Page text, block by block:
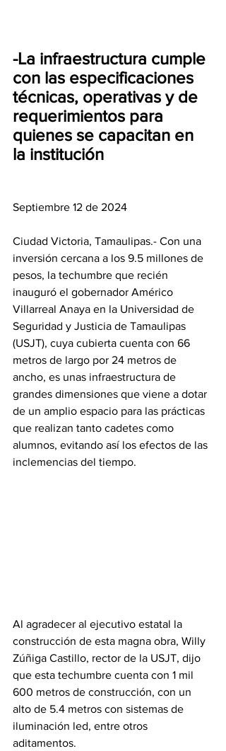
-La infraestructura cumple
con las especificaciones
técnicas, operativas y de
requerimientos para
quienes se capacitan en
la institución
Septiembre 12 de 2024
Ciudad Victoria, Tamaulipas.- Con una
inversión cercana a los 9.5 millones de
pesos, la techumbre que recién
inauguró el gobernador Américo
Villarreal Anaya en la Universidad de
Seguridad y Justicia de Tamaulipas
(USJT), cuya cubierta cuenta con 66
metros de largo por 24 metros de
ancho, es unas infraestructura de
grandes dimensiones que viene a dotar
de un amplio espacio para las prácticas
que realizan tanto cadetes como
alumnos, evitando así los efectos de las
inclemencias del tiempo.
Al agradecer al ejecutivo estatal la
construcción de esta magna obra, Willy
Zúñiga Castillo, rector de la USJT, dijo
que esta techumbre cuenta con 1 mil
600 metros de construcción, con un
alto de 5.4 metros con sistemas de
iluminación led, entre otros
aditamentos.